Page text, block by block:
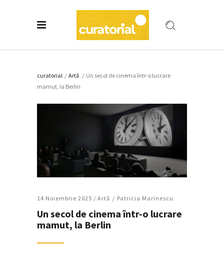
curatorial / Artǎ / Un secol de cinema într-o lucrare
mamut, la Berlin
14 Noiembrie 2025 / Artǎ Patricia Marinescu
Un secol de cinema într-o lucrare
mamut, la Berlin